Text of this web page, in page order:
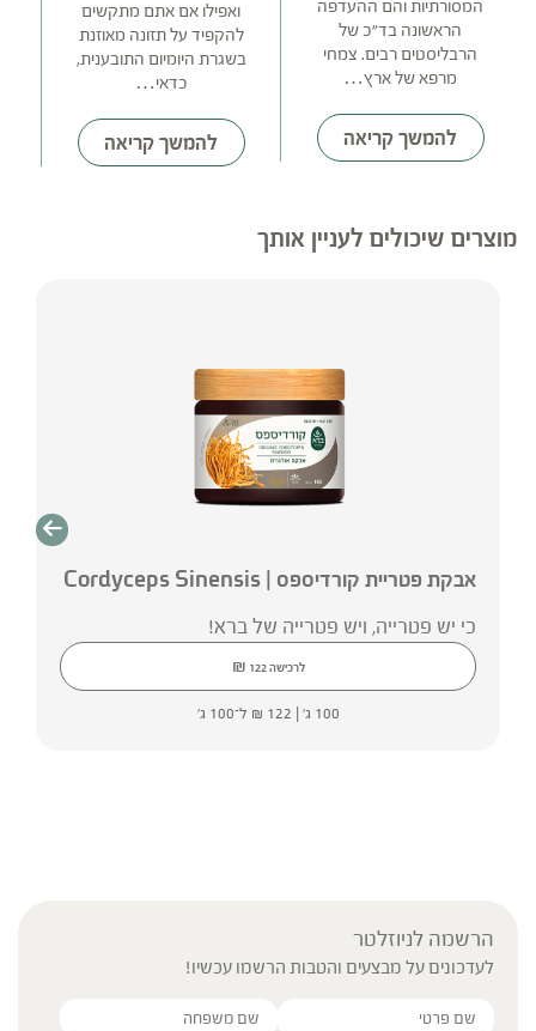
המסורתיות והם ההעדפה
הראשונה בד"כ של
הרבליסטים רבים. צמחי
מרפא של ארץ…
להמשך קריאה
ואפילו אם אתם מתקשים
להקפיד על תזונה מאוזנת
בשגרת היומיום התובענית,
כדאי…
להמשך קריאה
מוצרים שיכולים לעניין אותך
אבקת פטריית קורדיספס | Cordyceps Sinensis
כי יש פטרייה, ויש פטרייה של ברא!
לרכישה ₪ 122
100 ג' | ₪ 122 ל־100 ג'
הרשמה לניוזלטר
לעדכונים על מבצעים והטבות הרשמו עכשיו!